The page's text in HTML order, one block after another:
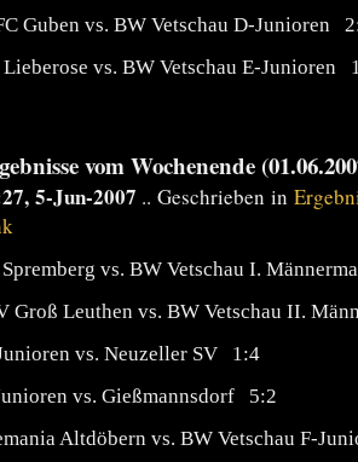
Guben vs. BW Vetschau D-Junioren
Lieberose vs. BW Vetschau E-Junioren
vom Wochenende
5-Jun-2007 .. Geschrieben in
Spremberg vs. BW Vetschau I.
Groß Leuthen vs. BW Vetschau II.
vs. Neuzeller SV 1:4
vs. Gießmannsdorf 5:2
Altdöbern vs. BW Vetschau F-